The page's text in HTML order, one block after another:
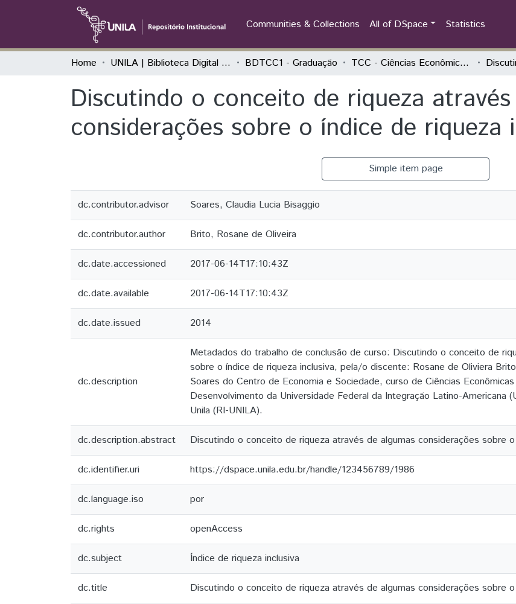
Communities & Collections All of DSpace Statistics
Home UNILA | Biblioteca Digital de Trabalhos de Conclusão de Curso BDTCC1 - Graduação TCC - Ciências Econômicas - Economia, Integração e Desenvolvimento
Discutindo o conceito de riqueza
considerações sobre o índice de riqueza
Simple item page
dc.contributor.advisor Soares, Claudia Lucia Bisaggio
dc.contributor.author Brito, Rosane de Oliveira
dc.date.accessioned 2017-06-14T17:10:43Z
dc.date.available 2017-06-14T17:10:43Z
dc.date.issued 2014
dc.description
Metadados do trabalho de conclusão de curso: Discutindo o conceito de
sobre o índice de riqueza inclusiva, pela/o discente: Rosane de Oliviera
Soares do Centro de Economia e Sociedade, curso de Ciências
Desenvolvimento da Universidade Federal da Integração Latino-Americana
Unila (RI-UNILA).
dc.description.abstract Discutindo o conceito de riqueza através de algumas considerações sobre
dc.identifier.uri https://dspace.unila.edu.br/handle/123456789/1986
dc.language.iso por
dc.rights openAccess
dc.subject Índice de riqueza inclusiva
dc.title Discutindo o conceito de riqueza através de algumas considerações sobre